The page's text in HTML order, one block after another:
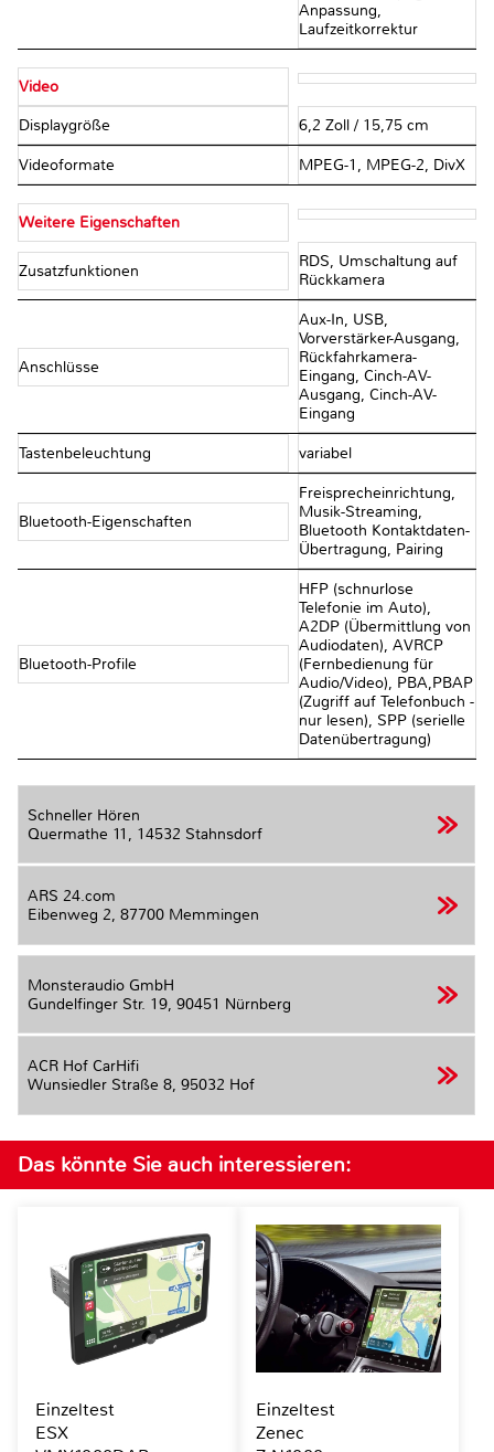
Anpassung,
Laufzeitkorrektur
Video
Displaygröße 6,2 Zoll / 15,75 cm
Videoformate MPEG-1, MPEG-2, DivX
Weitere Eigenschaften
Zusatzfunktionen
RDS, Umschaltung auf
Rückkamera
Anschlüsse
Aux-In, USB,
Vorverstärker-Ausgang,
Rückfahrkamera-
Eingang, Cinch-AV-
Ausgang, Cinch-AV-
Eingang
Tastenbeleuchtung variabel
Bluetooth-Eigenschaften
Freisprecheinrichtung,
Musik-Streaming,
Bluetooth Kontaktdaten-
Übertragung, Pairing
Bluetooth-Profile
HFP (schnurlose
Telefonie im Auto),
A2DP (Übermittlung von
Audiodaten), AVRCP
(Fernbedienung für
Audio/Video), PBA,PBAP
(Zugriff auf Telefonbuch -
nur lesen), SPP (serielle
Datenübertragung)
Schneller Hören
Quermathe 11, 14532 Stahnsdorf
ARS 24.com
Eibenweg 2, 87700 Memmingen
Monsteraudio GmbH
Gundelfinger Str. 19, 90451 Nürnberg
ACR Hof CarHifi
Wunsiedler Straße 8, 95032 Hof
Das könnte Sie auch interessieren:
Einzeltest
ESX
Einzeltest
Zenec